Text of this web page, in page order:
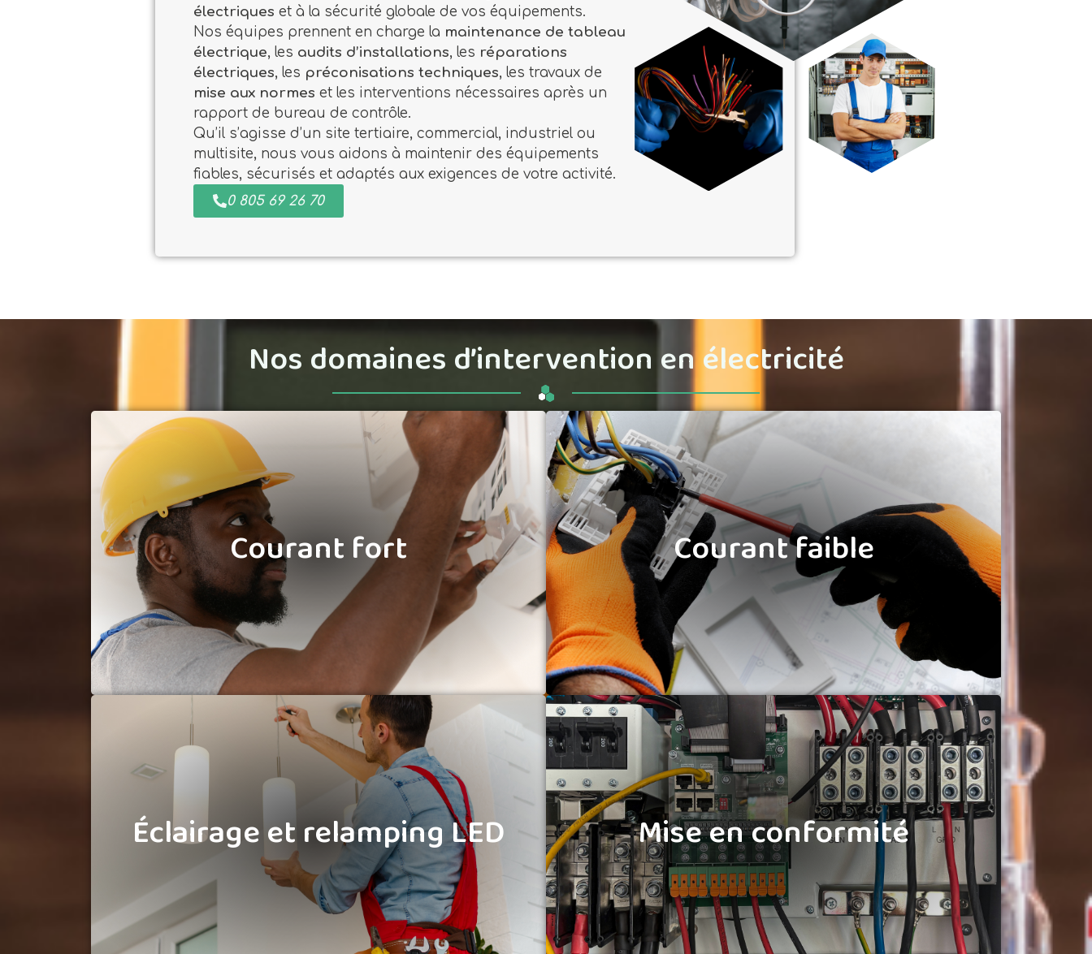
électriques et à la sécurité globale de vos équipements.
Nos équipes prennent en charge la maintenance de tableau
électrique, les audits d’installations, les réparations
électriques, les préconisations techniques, les travaux de
mise aux normes et les interventions nécessaires après un
rapport de bureau de contrôle.
Qu’il s’agisse d’un site tertiaire, commercial, industriel ou
multisite, nous vous aidons à maintenir des équipements
fiables, sécurisés et adaptés aux exigences de votre activité.
0 805 69 26 70
Nos domaines d’intervention en électricité
Courant fort
Courant fort
Nous intervenons sur les installations encourant fortpour
assurer leur bon fonctionnement, leur sécurité et leur
continuité d’usage. Nos prestations couvrent la recherche
de panne, la remise en état après
coupure
, la maintenance
des équipements, les travaux de rénovation et les
adaptations nécessaires à l’évolution de vos locaux.
Courant faible
Courant faible
CMULTISERV prend également en charge les installations
encourant faible interphonie,contrôle d’accès
, alarmes
techniques, vidéosurveillance, digicodes, badges,
télécommandes, Vigik et câblage des réseaux
informatiques. Nous assurons la maintenance, le
dépannage, la programmation et l’évolution de vos
équipements.
Éclairage et relamping LED
Éclairage et relamping LED
Nous accompagnons vos projets liés au réseau d’éclairage
de la maintenance à la rénovation complète. Le
relamping
pour passage aux LEDpermet d’améliorer le confort visuel,
de réduire les consommations et de moderniser vos
espaces sans nécessairement engager de lourds travaux.
Mise en conformité
Mise en conformité
Suite à un audit, un contrôle ou un rapport de bureau de
contrôle, nous réalisons les levées de réserves, les travaux
de
mise en conformitéet les interventions nécessaires à la
mise aux normesde vos installations électriques.